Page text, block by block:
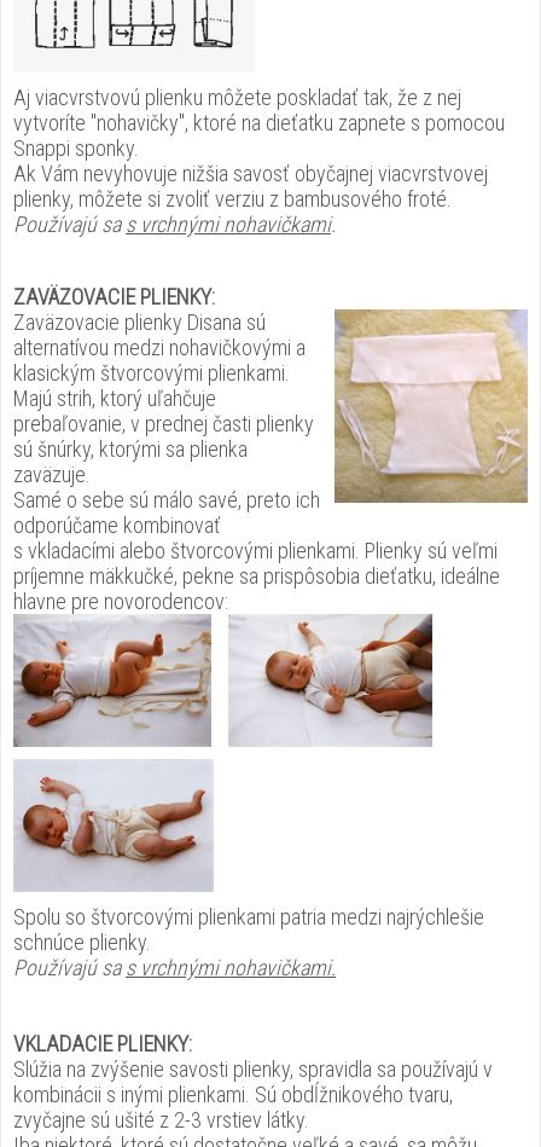
Aj viacvrstvovú plienku môžete poskladať tak, že z nej
vytvoríte "nohavičky", ktoré na dieťatku zapnete s pomocou
Snappi sponky.
Ak Vám nevyhovuje nižšia savosť obyčajnej viacvrstvovej
plienky, môžete si zvoliť verziu z bambusového froté.
Používajú sas vrchnými nohavičkami.
ZAVÄZOVACIE PLIENKY:
Zaväzovacie plienky Disana sú
alternatívou medzi nohavičkovými a
klasickým štvorcovými plienkami.
Majú strih, ktorý uľahčuje
prebaľovanie, v prednej časti plienky
sú šnúrky, ktorými sa plienka
zaväzuje.
Samé o sebe sú málo savé, preto ich
odporúčame kombinovať
s vkladacími alebo štvorcovými plienkami. Plienky sú veľmi
príjemne mäkkučké, pekne sa prispôsobia dieťatku, ideálne
hlavne pre novorodencov:
Spolu so štvorcovými plienkami patria medzi najrýchlešie
schnúce plienky.
Používajú sas vrchnými nohavičkami.
VKLADACIE PLIENKY:
Slúžia na zvýšenie savosti plienky, spravidla sa používajú v
kombinácii s inými plienkami. Sú obdĺžnikového tvaru,
zvyčajne sú ušité z 2-3 vrstiev látky.